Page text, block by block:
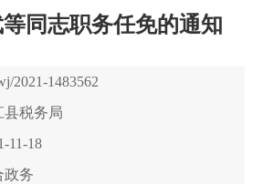
同志职务任免的通知
2021-1483562
县税务局
11-18
政务